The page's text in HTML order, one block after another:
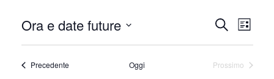
Eventi
Ricerca
e
Cerca
List
Ora e date future
data.
PrecedenteEventi Oggi
Prossimo